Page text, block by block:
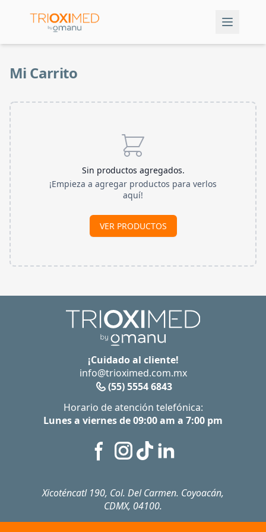
Mi Carrito
Sin productos agregados.
¡Empieza a agregar productos para verlos
aquí!
VER PRODUCTOS
¡Cuidado al cliente!
info@trioximed.com.mx
(55) 5554 6843
Horario de atención telefónica:
Lunes a viernes de 09:00 am a 7:00 pm
Xicoténcatl 190, Col. Del Carmen. Coyoacán,
CDMX, 04100.